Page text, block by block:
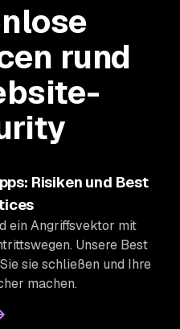
rund
Risiken und Best
ein Angriffsvektor mit
Unsere Best
sie schließen und Ihre
machen.